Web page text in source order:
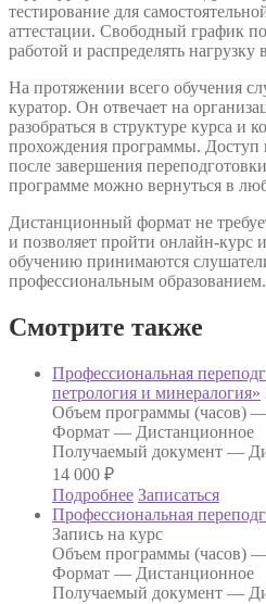
тестирование для
аттестации. Свободный график
работой и распределять
На протяжении всего обучения
куратор. Он отвечает на
разобраться в структуре курса и
прохождения программы. Доступ
после завершения
программе можно вернуться в
Дистанционный формат не
и позволяет пройти онлайн-курс
обучению принимаются
профессиональным образованием.
Смотрите также
Профессиональная
петрология и минералогия»
Объем программы (часов)
Формат — Дистанционное
Получаемый документ —
14 000 ₽
Подробнее Записаться
Профессиональная
Запись на курс
Объем программы (часов)
Формат — Дистанционное
Получаемый документ —